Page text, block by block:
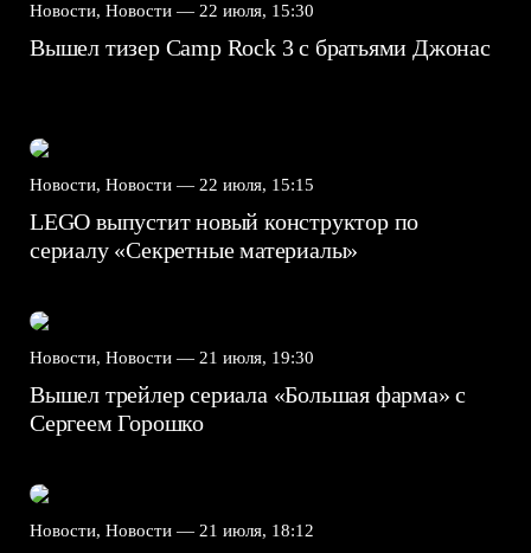
Новости, Новости — 22 июля, 15:30
Вышел тизер Camp Rock 3 с братьями Джонас
Новости, Новости — 22 июля, 15:15
LEGO выпустит новый конструктор по
сериалу «Секретные материалы»
Новости, Новости — 21 июля, 19:30
Вышел трейлер сериала «Большая фарма» с
Сергеем Горошко
Новости, Новости — 21 июля, 18:12